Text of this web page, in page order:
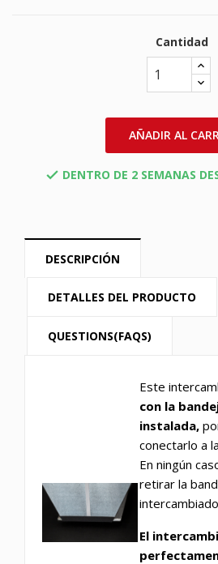
Cantidad
AÑADIR AL
 DENTRO DE 2 SEMANAS
DESCRIPCIÓN
DETALLES DEL PRODUCTO
QUESTIONS(FAQS)
Este
con la
instalada,
conectarlo a
En ningún
retirar la
El